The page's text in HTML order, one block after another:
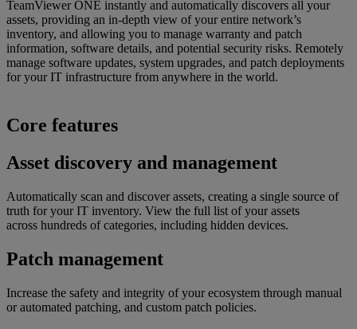
TeamViewer ONE instantly and automatically discovers all your
assets, providing an in-depth view of your entire network’s
inventory, and allowing you to manage warranty and patch
information, software details, and potential security risks. Remotely
manage software updates, system upgrades, and patch deployments
for your IT infrastructure from anywhere in the world.
Core features
Asset discovery and management
Automatically scan and discover assets, creating a single source of
truth for your IT inventory. View the full list of your assets
across hundreds of categories, including hidden devices.
Patch management
Increase the safety and integrity of your ecosystem through manual
or automated patching, and custom patch policies.